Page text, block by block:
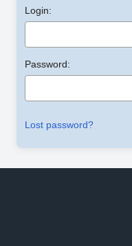
Login:
Password:
Lost password?